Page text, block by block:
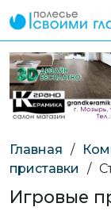
Главная /
приставки
/
Игровые